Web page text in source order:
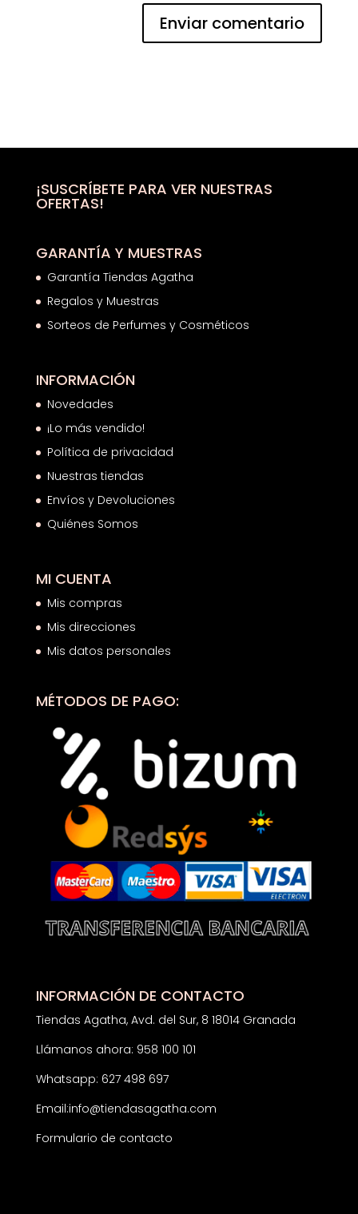
¡SUSCRÍBETE PARA VER NUESTRAS
OFERTAS!
GARANTÍA Y MUESTRAS
Garantía Tiendas Agatha
Regalos y Muestras
Sorteos de Perfumes y Cosméticos
INFORMACIÓN
Novedades
¡Lo más vendido!
Política de privacidad
Nuestras tiendas
Envíos y Devoluciones
Quiénes Somos
MI CUENTA
Mis compras
Mis direcciones
Mis datos personales
MÉTODOS DE PAGO:
INFORMACIÓN DE CONTACTO
Tiendas Agatha, Avd. del Sur, 8 18014 Granada
Llámanos ahora: 958 100 101
Whatsapp: 627 498 697
Email:info@tiendasagatha.com
Formulario de contacto